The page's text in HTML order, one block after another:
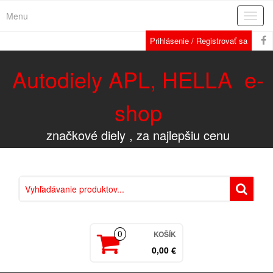
Menu
Prihlásenie / Registrovať sa
Autodiely APL, HELLA e-
shop
značkové diely , za najlepšiu cenu
0 KOŠÍK
0,00 €